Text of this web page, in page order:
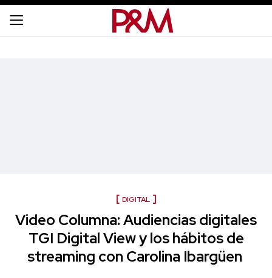
DIGITAL
Video Columna: Audiencias digitales
TGI Digital View y los hábitos de
streaming con Carolina Ibargüen